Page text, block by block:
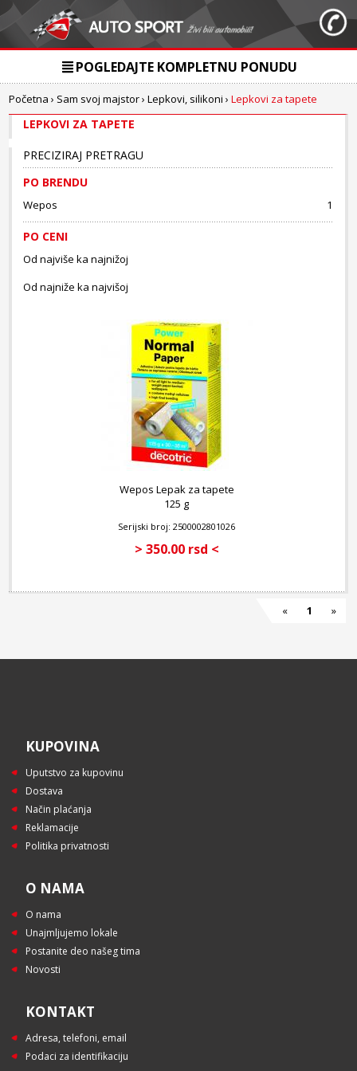
POGLEDAJTE KOMPLETNU PONUDU
Početna › Sam svoj majstor›Lepkovi, silikoni ›Lepkovi za tapete
LEPKOVI ZA TAPETE
PRECIZIRAJ PRETRAGU
PO BRENDU
Wepos 1
PO CENI
Od najviše ka najnižoj
Od najniže ka najvišoj
Wepos Lepak za tapete
125 g
Serijski broj: 2500002801026
> 350.00 rsd <
« 1 »
KUPOVINA
Uputstvo za kupovinu
Dostava
Način plaćanja
Reklamacije
Politika privatnosti
O NAMA
O nama
Unajmljujemo lokale
Postanite deo našeg tima
Novosti
KONTAKT
Adresa, telefoni, email
Podaci za identifikaciju